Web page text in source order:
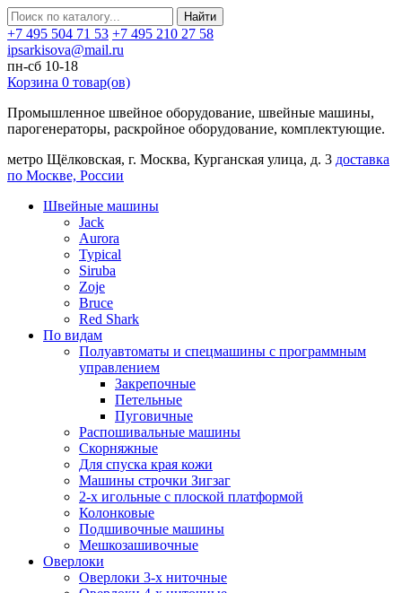
Найти
+7 495 504 71 53 +7 495 210 27 58
ipsarkisova@mail.ru
пн-сб 10-18
Корзина 0 товар(ов)
Промышленное швейное оборудование, швейные машины,
парогенераторы, раскройное оборудование, комплектующие.
метро Щёлковская, г. Москва, Курганская улица, д. 3 доставка
по Москве, России
Швейные машины
Jack
Aurora
Typical
Siruba
Zoje
Bruce
Red Shark
По видам
Полуавтоматы и спецмашины с программным
управлением
Закрепочные
Петельные
Пуговичные
Распошивальные машины
Скорняжные
Для спуска края кожи
Машины строчки Зигзаг
2-х игольные с плоской платформой
Колонковые
Подшивочные машины
Мешкозашивочные
Оверлоки
Оверлоки 3-х ниточные